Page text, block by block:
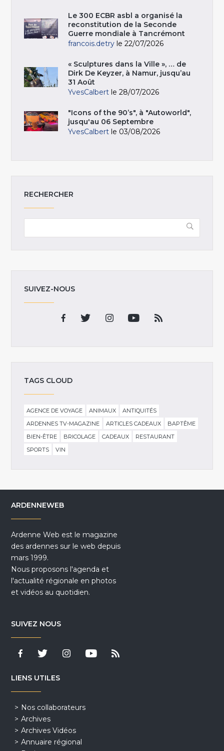
Le 300 ECBR asbl a organisé la
reconstitution de la Seconde
Guerre mondiale à Tancrémont
francois.detry le 22/07/2026
« Sculptures dans la Ville », … de
Dirk De Keyzer, à Namur, jusqu’au
31 Août
YvesCalbert le 28/07/2026
"Icons of the 90’s", à "Autoworld",
jusqu'au 06 Septembre
YvesCalbert le 03/08/2026
RECHERCHER
SUIVEZ-NOUS
TAGS CLOUD
AGENCE DE VOYAGE ANIMAUX
ANTIQUITÉS
ARDENNES TV-MAGAZINE
ARTICLES CADEAUX
BAPTÊME
BIEN-ÊTRE
BRICOLAGE CADEAUX
RESTAURANT
SPORTS
VIN
ARDENNEWEB
Ardenne Web est le magazine
des ardennes sur le web depuis
mars 1999.
Nous proposons l'agenda et
l'actualité régionale en photos
et vidéos au quotidien.
SUIVEZ NOUS
LIENS UTILES
Nos collaborateurs
Archives
Archives Vidéos
Annuaire régional